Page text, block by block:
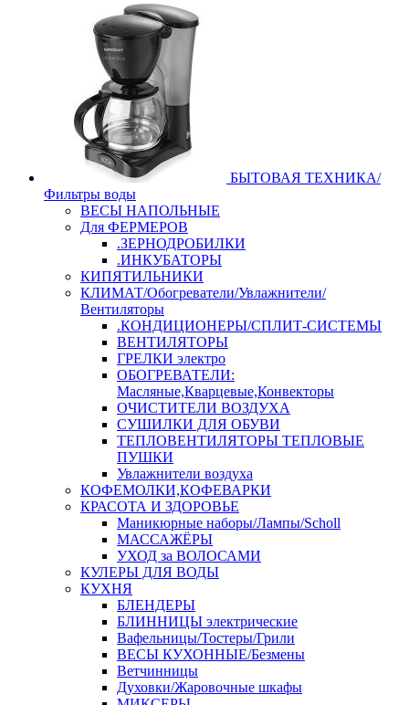
БЫТОВАЯ ТЕХНИКА/
Фильтры воды
ВЕСЫ НАПОЛЬНЫЕ
Для ФЕРМЕРОВ
.ЗЕРНОДРОБИЛКИ
.ИНКУБАТОРЫ
КИПЯТИЛЬНИКИ
КЛИМАТ/Обогреватели/Увлажнители/
Вентиляторы
.КОНДИЦИОНЕРЫ/СПЛИТ-СИСТЕМЫ
ВЕНТИЛЯТОРЫ
ГРЕЛКИ электро
ОБОГРЕВАТЕЛИ:
Масляные,Кварцевые,Конвекторы
ОЧИСТИТЕЛИ ВОЗДУХА
СУШИЛКИ ДЛЯ ОБУВИ
ТЕПЛОВЕНТИЛЯТОРЫ ТЕПЛОВЫЕ
ПУШКИ
Увлажнители воздуха
КОФЕМОЛКИ,КОФЕВАРКИ
КРАСОТА И ЗДОРОВЬЕ
Маникюрные наборы/Лампы/Scholl
МАССАЖЁРЫ
УХОД за ВОЛОСАМИ
КУЛЕРЫ ДЛЯ ВОДЫ
КУХНЯ
БЛЕНДЕРЫ
БЛИННИЦЫ электрические
Вафельницы/Тостеры/Грили
ВЕСЫ КУХОННЫЕ/Безмены
Ветчинницы
Духовки/Жаровочные шкафы